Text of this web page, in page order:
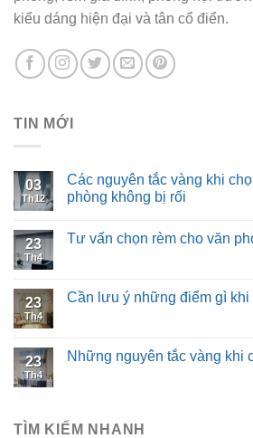
kiểu dáng hiện đại và tân cổ điển.
TIN MỚI
03
Th12
Các nguyên tắc vàng khi
phòng không bị rối
23
Th4
Tư vấn chọn rèm cho văn
23
Th4
Cần lưu ý những điểm gì khi
23
Th4
Những nguyên tắc vàng khi
TÌM KIẾM NHANH